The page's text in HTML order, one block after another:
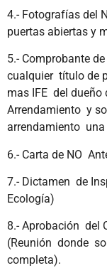
4.- Fotografías del
puertas abiertas y
5.- Comprobante
cualquier título de
mas IFE del dueño
Arrendamiento y
arrendamiento
6.- Carta de NO
7.- Dictamen de
Ecología)
8.- Aprobación del
(Reunión donde
completa).